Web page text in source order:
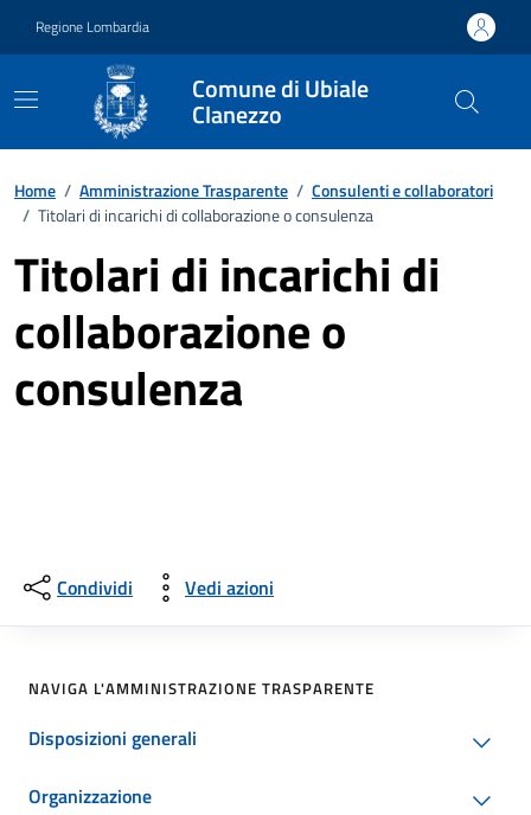
Regione Lombardia
Comune di Ubiale
Clanezzo
Home / Amministrazione Trasparente / Consulenti e collaboratori
/ Titolari di incarichi di collaborazione o consulenza
Titolari di incarichi di
collaborazione o
consulenza
Condividi Vedi azioni
NAVIGA L'AMMINISTRAZIONE TRASPARENTE
Disposizioni generali
Organizzazione